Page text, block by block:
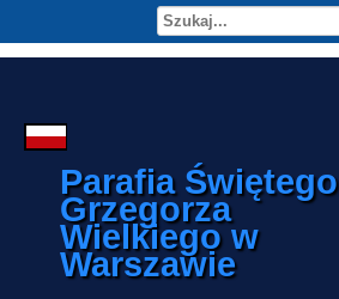
Parafia Świętego
Grzegorza
Wielkiego w
Warszawie